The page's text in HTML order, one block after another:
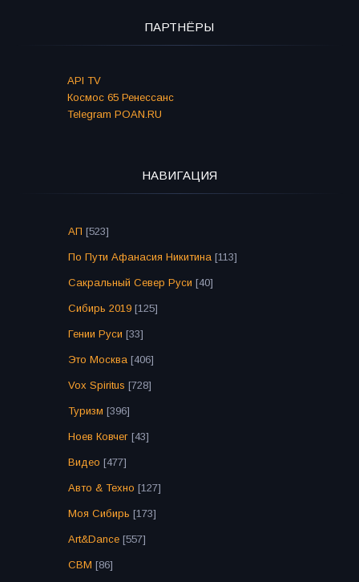
ПАРТНЁРЫ
API TV
Космос 65 Ренессанс
Telegram POAN.RU
НАВИГАЦИЯ
АП [523]
По Пути Афанасия Никитина [113]
Сакральный Север Руси [40]
Сибирь 2019 [125]
Гении Руси [33]
Это Москва [406]
Vox Spiritus [728]
Туризм [396]
Ноев Ковчег [43]
Видео [477]
Авто & Техно [127]
Моя Сибирь [173]
Art&Dance [557]
СВМ [86]